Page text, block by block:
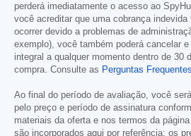
perderá imediatamente o acesso ao
você acreditar que uma cobrança
ocorrer devido a problemas de
exemplo), você também poderá cancelar
integral a qualquer momento dentro de 30
compra. Consulte as Perguntas Frequentes
Ao final do período de avaliação, você
pelo preço e período de assinatura
materiais da oferta e nos termos da
são incorporados aqui por referência; os